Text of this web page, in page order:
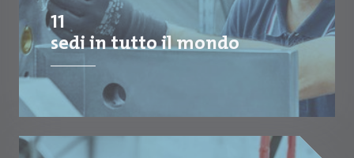
11
sedi in tutto il mondo